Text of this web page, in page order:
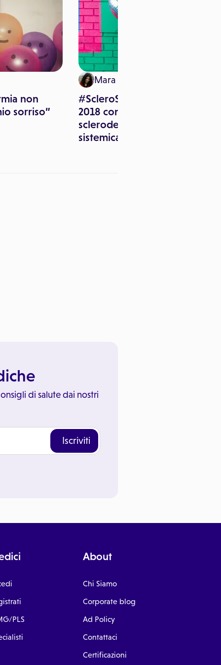
non
sorriso”
Mara Pitari
#ScleroSmile è l’hashtag
2018 contro la
sclerodermia-sclerosi
sistemica
di salute dai nostri
Iscriviti
PLS
About
Chi Siamo
Corporate blog
Ad Policy
Contattaci
Certificazioni